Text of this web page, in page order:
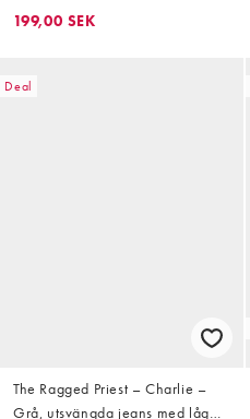
199,00 SEK
Deal
The Ragged Priest – Charlie –
Grå, utsvängda jeans med låg